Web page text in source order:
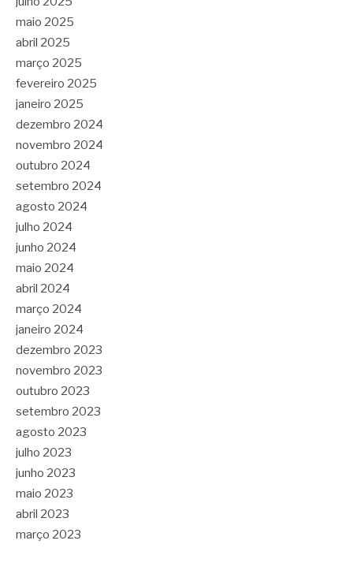
maio 2025
abril 2025
março 2025
fevereiro 2025
janeiro 2025
dezembro 2024
novembro 2024
outubro 2024
setembro 2024
agosto 2024
julho 2024
junho 2024
maio 2024
abril 2024
março 2024
janeiro 2024
dezembro 2023
novembro 2023
outubro 2023
setembro 2023
agosto 2023
julho 2023
junho 2023
maio 2023
abril 2023
março 2023